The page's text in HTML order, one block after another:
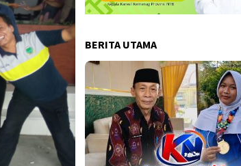
BERITA UTAMA